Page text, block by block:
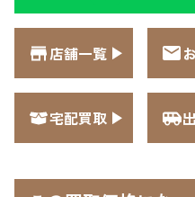
店舗一覧
宅配買取